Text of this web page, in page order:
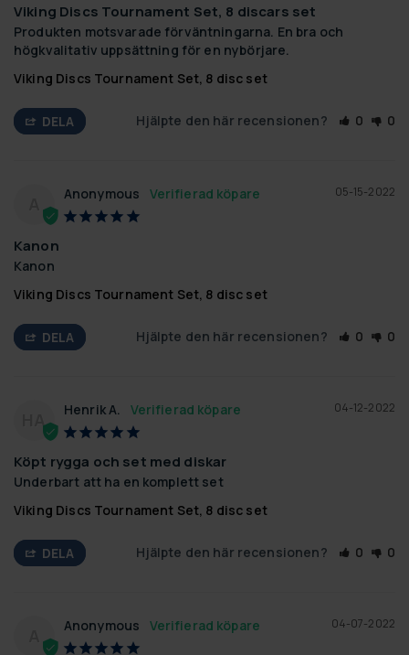
Viking Discs Tournament Set, 8 discars set
Produkten motsvarade förväntningarna. En bra och
högkvalitativ uppsättning för en nybörjare.
Viking Discs Tournament Set, 8 disc set
DELA Hjälpte den här recensionen? 0 0
05-15-2022
Anonymous
Kanon
Kanon
Viking Discs Tournament Set, 8 disc set
DELA Hjälpte den här recensionen? 0 0
HA
04-12-2022
Henrik A.
Köpt rygga och set med diskar
Underbart att ha en komplett set
Viking Discs Tournament Set, 8 disc set
DELA Hjälpte den här recensionen? 0 0
04-07-2022
Anonymous